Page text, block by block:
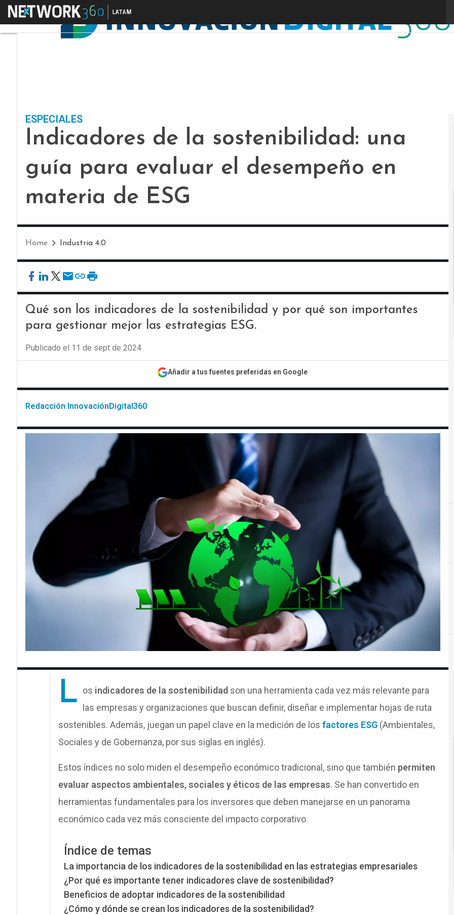
Menú
ESPECIALES
Indicadores de la sostenibilidad: una
guía para evaluar el desempeño en
materia de ESG
Home Industria 4.0
Qué son los indicadores de la sostenibilidad y por qué son importantes
para gestionar mejor las estrategias ESG.
Publicado el 11 de sept de 2024
Añadir a tus fuentes preferidas en Google
Redacción InnovaciónDigital360
L os indicadores de la sostenibilidad son una herramienta cada vez más relevante para
las empresas y organizaciones que buscan definir, diseñar e implementar hojas de ruta
sostenibles. Además, juegan un papel clave en la medición de los factores ESG(Ambientales,
Sociales y de Gobernanza, por sus siglas en inglés).
Estos índices no solo miden el desempeño económico tradicional, sino que también permiten
evaluar aspectos ambientales, sociales y éticos de las empresas. Se han convertido en
herramientas fundamentales para los inversores que deben manejarse en un panorama
económico cada vez más consciente del impacto corporativo.
Índice de temas
La importancia de los indicadores de la sostenibilidad en las estrategias empresariales
¿Por qué es importante tener indicadores clave de sostenibilidad?
Beneficios de adoptar indicadores de la sostenibilidad
¿Cómo y dónde se crean los indicadores de la sostenibilidad?